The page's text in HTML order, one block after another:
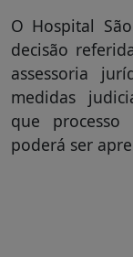
O Hospital
decisão
assessoria
medidas
que
poderá ser